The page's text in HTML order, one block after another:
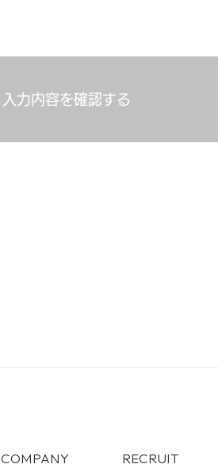
入力内容を確認する
COMPANY RECRUIT